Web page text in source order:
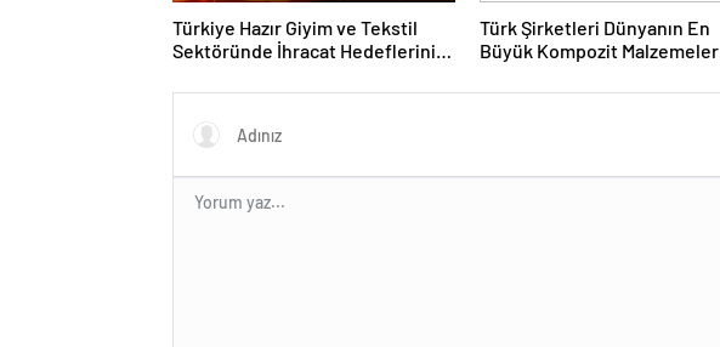
Türkiye Hazır Giyim ve Tekstil
Sektöründe İhracat Hedeflerini
Türk Şirketleri Dünyanın En
Büyük Kompozit Malzemeler